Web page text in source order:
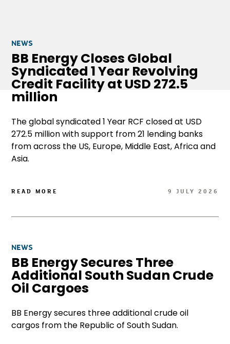
NEWS
BB Energy Closes Global
Syndicated 1 Year Revolving
Credit Facility at USD 272.5
million
The global syndicated 1 Year RCF closed at USD
272.5 million with support from 21 lending banks
from across the US, Europe, Middle East, Africa and
Asia.
READ MORE 9 JULY 2026
NEWS
BB Energy Secures Three
Additional South Sudan Crude
Oil Cargoes
BB Energy secures three additional crude oil
cargos from the Republic of South Sudan.